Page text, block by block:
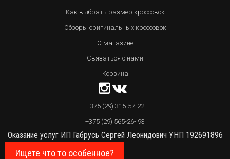
Как выбрать размер кроссовок
Обзоры оригинальных кроссовок
О магазине
Связаться с нами
Корзина
+375 (29) 315-57-22
+375 (29) 565-26- 93
Оказание услуг ИП Габрусь Сергей Леонидович УНП 192691896
Ищете что то особенное?